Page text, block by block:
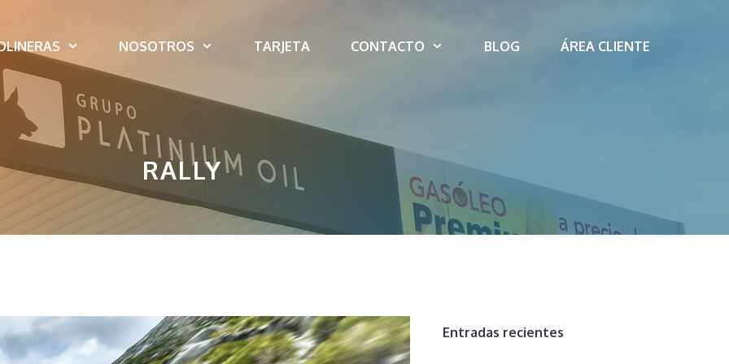
NOSOTROS TARJETA CONTACTO BLOG ÁREA CLIENTE
RALLY
Entradas recientes